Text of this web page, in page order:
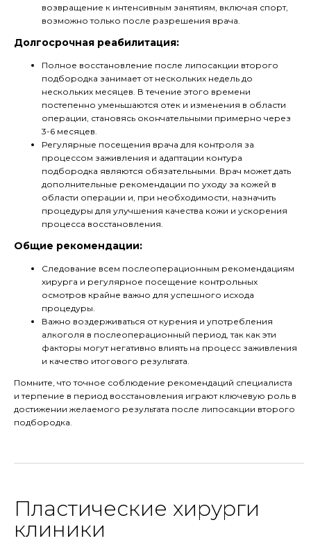
возвращение к интенсивным занятиям, включая спорт,
возможно только после разрешения врача.
Долгосрочная реабилитация:
Полное восстановление после липосакции второго
подбородка занимает от нескольких недель до
нескольких месяцев. В течение этого времени
постепенно уменьшаются отек и изменения в области
операции, становясь окончательными примерно через
3-6 месяцев.
Регулярные посещения врача для контроля за
процессом заживления и адаптации контура
подбородка являются обязательными. Врач может дать
дополнительные рекомендации по уходу за кожей в
области операции и, при необходимости, назначить
процедуры для улучшения качества кожи и ускорения
процесса восстановления.
Общие рекомендации:
Следование всем послеоперационным рекомендациям
хирурга и регулярное посещение контрольных
осмотров крайне важно для успешного исхода
процедуры.
Важно воздерживаться от курения и употребления
алкоголя в послеоперационный период, так как эти
факторы могут негативно влиять на процесс заживления
и качество итогового результата.
Помните, что точное соблюдение рекомендаций специалиста
и терпение в период восстановления играют ключевую роль в
достижении желаемого результата после липосакции второго
подбородка.
Пластические хирурги
клиники